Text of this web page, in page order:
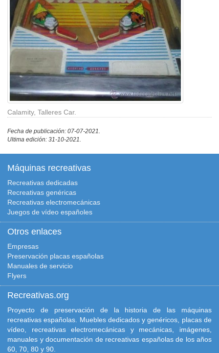
Calamity, Talleres Car.
Fecha de publicación: 07-07-2021.
Ultima edición: 31-10-2021.
Máquinas recreativas
Recreativas dedicadas
Recreativas genéricas
Recreativas electromecánicas
Juegos de vídeo españoles
Otros enlaces
Empresas
Preservación placas españolas
Manuales de servicio
Flyers
Recreativas.org
Proyecto de preservación de la historia de las máquinas
recreativas españolas. Muebles dedicados y genéricos, placas de
vídeo, recreativas electromecánicas y mecánicas, imágenes,
manuales y documentación de recreativas españolas de los años
60, 70, 80 y 90.